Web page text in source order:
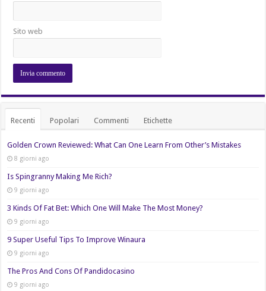
Sito web
Recenti Popolari Commenti Etichette
Golden Crown Reviewed: What Can One Learn From Other’s Mistakes
8 giorni ago
Is Spingranny Making Me Rich?
9 giorni ago
3 Kinds Of Fat Bet: Which One Will Make The Most Money?
9 giorni ago
9 Super Useful Tips To Improve Winaura
9 giorni ago
The Pros And Cons Of Pandidocasino
9 giorni ago